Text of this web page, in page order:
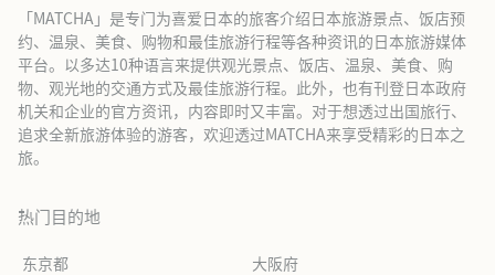
「MATCHA」是专门为喜爱日本的旅客介绍日本旅游景点、饭店预
约、温泉、美食、购物和最佳旅游行程等各种资讯的日本旅游媒体
平台。以多达10种语言来提供观光景点、饭店、温泉、美食、购
物、观光地的交通方式及最佳旅游行程。此外，也有刊登日本政府
机关和企业的官方资讯，内容即时又丰富。对于想透过出国旅行、
追求全新旅游体验的游客，欢迎透过MATCHA来享受精彩的日本之
旅。
热门目的地
东京都 大阪府